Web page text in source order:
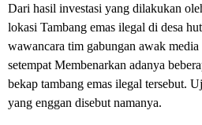
Dari hasil investasi yang dilakukan
lokasi Tambang emas ilegal di desa
wawancara tim gabungan awak media
setempat Membenarkan adanya
bekap tambang emas ilegal tersebut.
yang enggan disebut namanya.